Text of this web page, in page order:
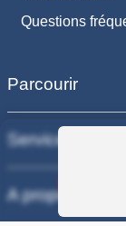
Questions
Parcourir
Services
A propos